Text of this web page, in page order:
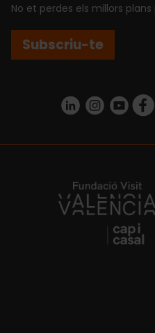
No et perdes els millors
Subscriu-te
https://www.linkedin.com/company/turismo-valencia/
https://https://
https://